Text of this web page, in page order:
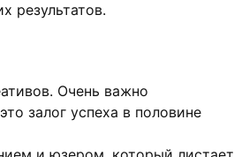
результатов.
Очень важно
залог успеха в половине